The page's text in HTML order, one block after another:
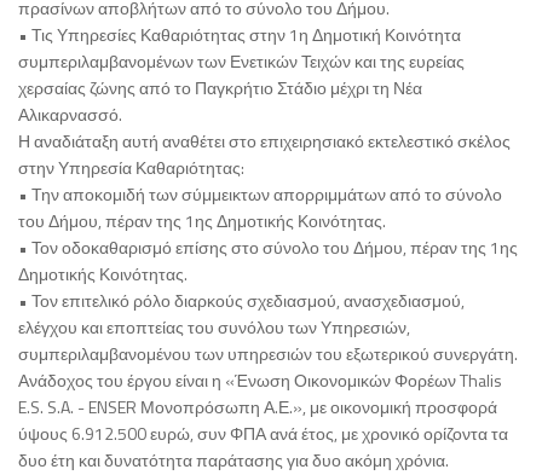
πρασίνων αποβλήτων από το σύνολο του Δήμου.
• Τις Υπηρεσίες Καθαριότητας στην 1η Δημοτική Κοινότητα
συμπεριλαμβανομένων των Ενετικών Τειχών και της ευρείας
χερσαίας ζώνης από το Παγκρήτιο Στάδιο μέχρι τη Νέα
Αλικαρνασσό.
Η αναδιάταξη αυτή αναθέτει στο επιχειρησιακό εκτελεστικό σκέλος
στην Υπηρεσία Καθαριότητας:
• Την αποκομιδή των σύμμεικτων απορριμμάτων από το σύνολο
του Δήμου, πέραν της 1ης Δημοτικής Κοινότητας.
• Τον οδοκαθαρισμό επίσης στο σύνολο του Δήμου, πέραν της 1ης
Δημοτικής Κοινότητας.
• Τον επιτελικό ρόλο διαρκούς σχεδιασμού, ανασχεδιασμού,
ελέγχου και εποπτείας του συνόλου των Υπηρεσιών,
συμπεριλαμβανομένου των υπηρεσιών του εξωτερικού συνεργάτη.
Ανάδοχος του έργου είναι η «Ένωση Οικονομικών Φορέων Thalis
E.S. S.A. - ENSER Μονοπρόσωπη Α.Ε.», με οικονομική προσφορά
ύψους 6.912.500 ευρώ, συν ΦΠΑ ανά έτος, με χρονικό ορίζοντα τα
δυο έτη και δυνατότητα παράτασης για δυο ακόμη χρόνια.